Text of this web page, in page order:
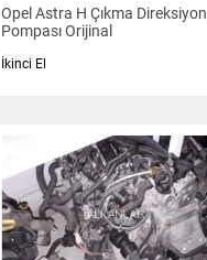
Opel Astra H Çıkma Direksiyon
Pompası Orijinal
İkinci El